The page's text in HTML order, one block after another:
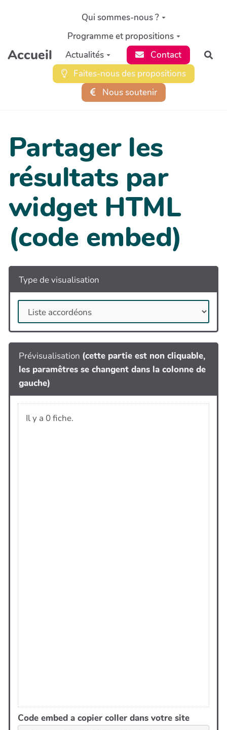
Aller au contenu principal
Accueil
Qui sommes-nous ?
Programme et propositions
Actualités
Contact
Faites-nous des propositions
Nous soutenir
Partager les
résultats par
widget HTML
(code embed)
Type de visualisation
Prévisualisation (cette partie est non cliquable,
les paramêtres se changent dans la colonne de
gauche)
Code embed a copier coller dans votre site